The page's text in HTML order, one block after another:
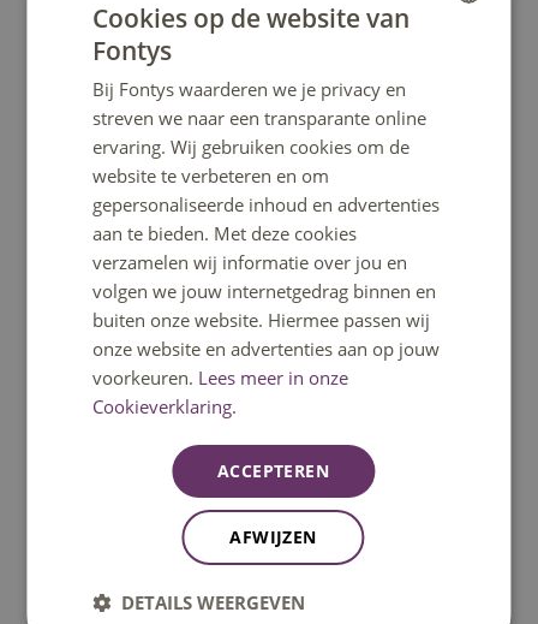
Stel een vraag
Ga snel naar
Home
Opleidingen
Minoren
Cookies op de website van
Fontys
Bij Fontys waarderen we je privacy en
streven we naar een transparante online
ervaring. Wij gebruiken cookies om de
website te verbeteren en om
gepersonaliseerde inhoud en advertenties
aan te bieden. Met deze cookies
verzamelen wij informatie over jou en
volgen we jouw internetgedrag binnen en
buiten onze website. Hiermee passen wij
onze website en advertenties aan op jouw
voorkeuren. Lees meer in onze
Cookieverklaring.
ACCEPTEREN
AFWIJZEN
DETAILS WEERGEVEN